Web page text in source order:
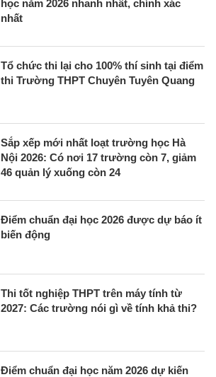
học năm 2026 nhanh nhất, chính xác
nhất
Tổ chức thi lại cho 100% thí sinh tại điểm
thi Trường THPT Chuyên Tuyên Quang
Sắp xếp mới nhất loạt trường học Hà
Nội 2026: Có nơi 17 trường còn 7, giảm
46 quản lý xuống còn 24
Điểm chuẩn đại học 2026 được dự báo ít
biến động
Thi tốt nghiệp THPT trên máy tính từ
2027: Các trường nói gì về tính khả thi?
Điểm chuẩn đại học năm 2026 dự kiến